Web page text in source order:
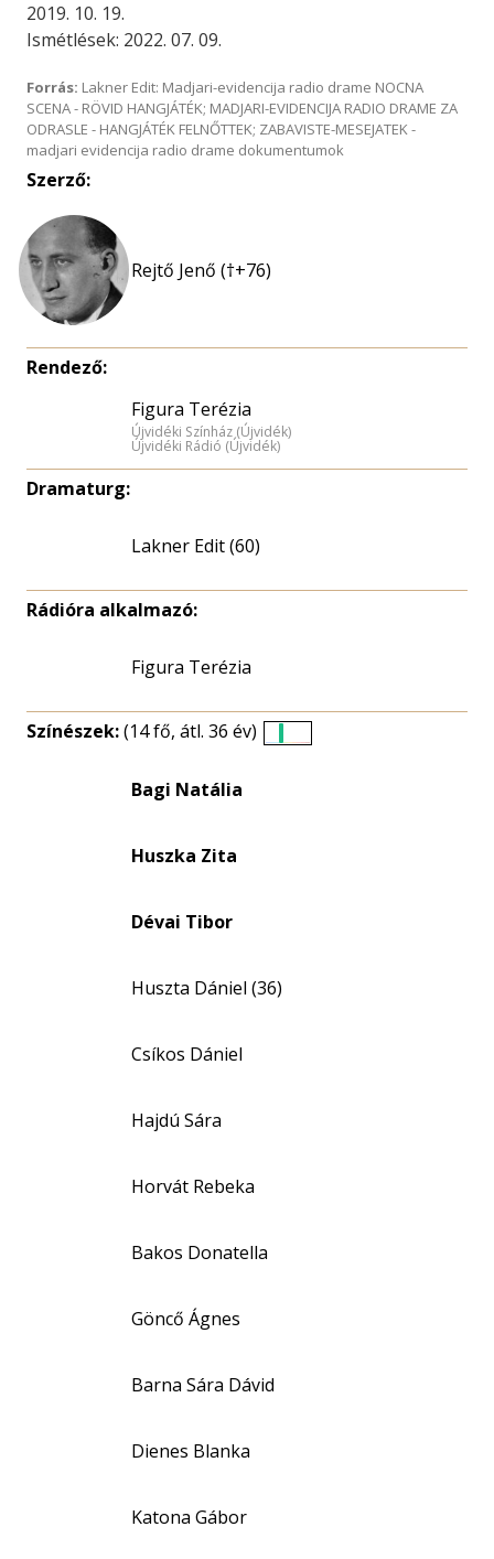
2019. 10. 19.
Ismétlések: 2022. 07. 09.
Forrás: Lakner Edit: Madjari-evidencija radio drame NOCNA
SCENA - RÖVID HANGJÁTÉK; MADJARI-EVIDENCIJA RADIO DRAME ZA
ODRASLE - HANGJÁTÉK FELNŐTTEK; ZABAVISTE-MESEJATEK -
madjari evidencija radio drame dokumentumok
Szerző:
Rejtő Jenő (†+76)
Rendező:
Figura Terézia
Újvidéki Színház (Újvidék)
Újvidéki Rádió (Újvidék)
Dramaturg:
Lakner Edit (60)
Rádióra alkalmazó:
Figura Terézia
Színészek:(14 fő, átl. 36 év)
Bagi Natália
Huszka Zita
Dévai Tibor
Huszta Dániel (36)
Csíkos Dániel
Hajdú Sára
Horvát Rebeka
Bakos Donatella
Göncő Ágnes
Barna Sára Dávid
Dienes Blanka
Katona Gábor